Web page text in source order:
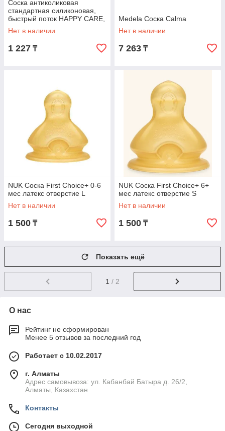
Соска антиколиковая
стандартная силиконовая,
быстрый поток HAPPY CARE,
1шт
Нет в наличии
1 227 ₸
Medela Соска Calma
Нет в наличии
7 263 ₸
NUK Соска First Choice+ 0-6
мес латекс отверстие L
Нет в наличии
1 500 ₸
NUK Соска First Choice+ 6+
мес латекс отверстие S
Нет в наличии
1 500 ₸
Показать ещё
1 / 2
О нас
Рейтинг не сформирован
Менее 5 отзывов за последний год
Работает с 10.02.2017
г. Алматы
Адрес самовывоза: ул. Кабанбай Батыра д. 26/2,
Алматы, Казахстан
Контакты
Сегодня выходной